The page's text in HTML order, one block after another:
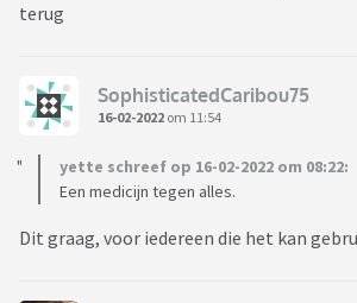
terug
SophisticatedCaribou75
16-02-2022 om 11:54
yette schreef op 16-02-2022 om 08:22:
Een medicijn tegen alles.
Dit graag, voor iedereen die het kan